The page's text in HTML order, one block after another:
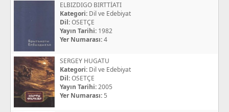
ELBIZDIGO BIRTTİATI
Kategori: Dil ve Edebiyat
Dil:OSETÇE
Yayın Tarihi: 1982
Yer Numarası:4
SERGEY HUGATU
Kategori: Dil ve Edebiyat
Dil:OSETÇE
Yayın Tarihi:2005
Yer Numarası: 5